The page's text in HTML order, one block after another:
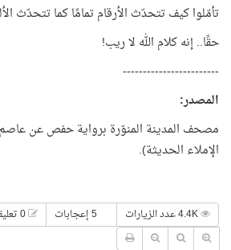
تأمّلوا كيف تتحدّث الأرقام تمامًا كما تتحدّث
حقًا.. إنه كلام الله لا ريب!
------------------------
المصدر:
مصحف المدينة المنوّرة برواية حفص عن
الإملاء الحديثة).
5 إعجابات